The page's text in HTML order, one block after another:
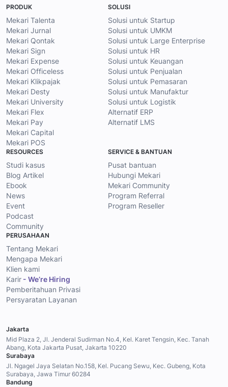
PRODUK
Mekari Talenta
Mekari Jurnal
Mekari Qontak
Mekari Sign
Mekari Expense
Mekari Officeless
Mekari Klikpajak
Mekari Desty
Mekari University
Mekari Flex
Mekari Pay
Mekari Capital
Mekari POS
SOLUSI
Solusi untuk Startup
Solusi untuk UMKM
Solusi untuk Large Enterprise
Solusi untuk HR
Solusi untuk Keuangan
Solusi untuk Penjualan
Solusi untuk Pemasaran
Solusi untuk Manufaktur
Solusi untuk Logistik
Alternatif ERP
Alternatif LMS
RESOURCES
Studi kasus
Blog Artikel
Ebook
News
Event
Podcast
Community
SERVICE & BANTUAN
Pusat bantuan
Hubungi Mekari
Mekari Community
Program Referral
Program Reseller
PERUSAHAAN
Tentang Mekari
Mengapa Mekari
Klien kami
Karir - We’re Hiring
Pemberitahuan Privasi
Persyaratan Layanan
Jakarta
Mid Plaza 2, Jl. Jenderal Sudirman No.4, Kel. Karet Tengsin, Kec. Tanah
Abang, Kota Jakarta Pusat, Jakarta 10220
Surabaya
Jl. Ngagel Jaya Selatan No.158, Kel. Pucang Sewu, Kec. Gubeng, Kota
Surabaya, Jawa Timur 60284
Bandung